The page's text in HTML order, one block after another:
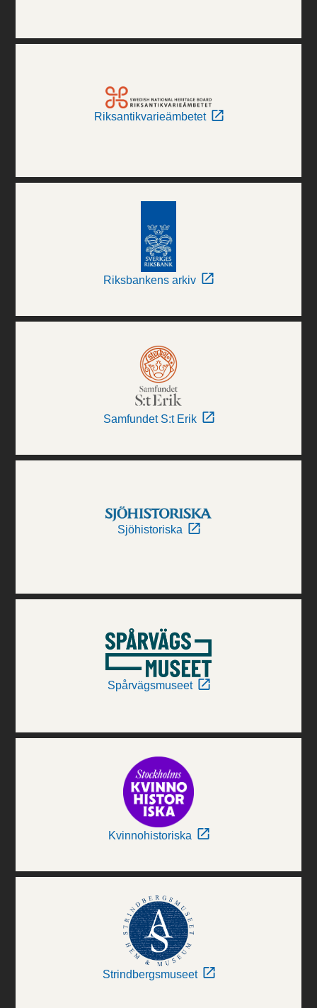
Riksantikvarieämbetet
Riksbankens arkiv
Samfundet S:t Erik
Sjöhistoriska
Spårvägsmuseet
Kvinnohistoriska
Strindbergsmuseet